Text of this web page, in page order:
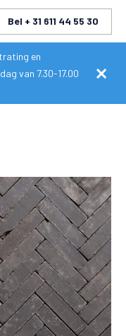
Bel + 31 611 44 55 30
en
van 7.30-17.00